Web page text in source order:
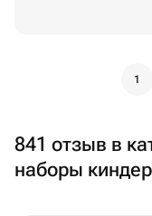
1
841 отзыв в
наборы